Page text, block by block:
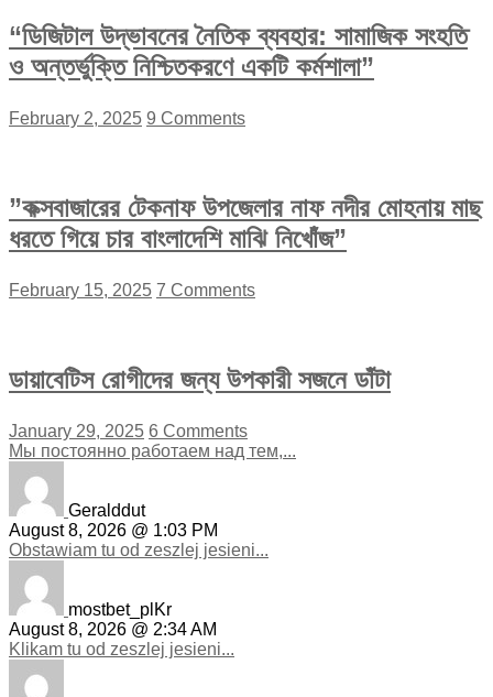
“ডিজিটাল উদ্ভাবনের নৈতিক ব্যবহার: সামাজিক সংহতি
ও অন্তর্ভুক্তি নিশ্চিতকরণে একটি কর্মশালা”
February 2, 2025 9 Comments
”কক্সবাজারের টেকনাফ উপজেলার নাফ নদীর মোহনায় মাছ
ধরতে গিয়ে চার বাংলাদেশি মাঝি নিখোঁজ”
February 15, 2025 7 Comments
ডায়াবেটিস রোগীদের জন্য উপকারী সজনে ডাঁটা
January 29, 2025 6 Comments
Мы постоянно работаем над тем,...
Geralddut
August 8, 2026 @ 1:03 PM
Obstawiam tu od zeszlej jesieni...
mostbet_plKr
August 8, 2026 @ 2:34 AM
Klikam tu od zeszlej jesieni...